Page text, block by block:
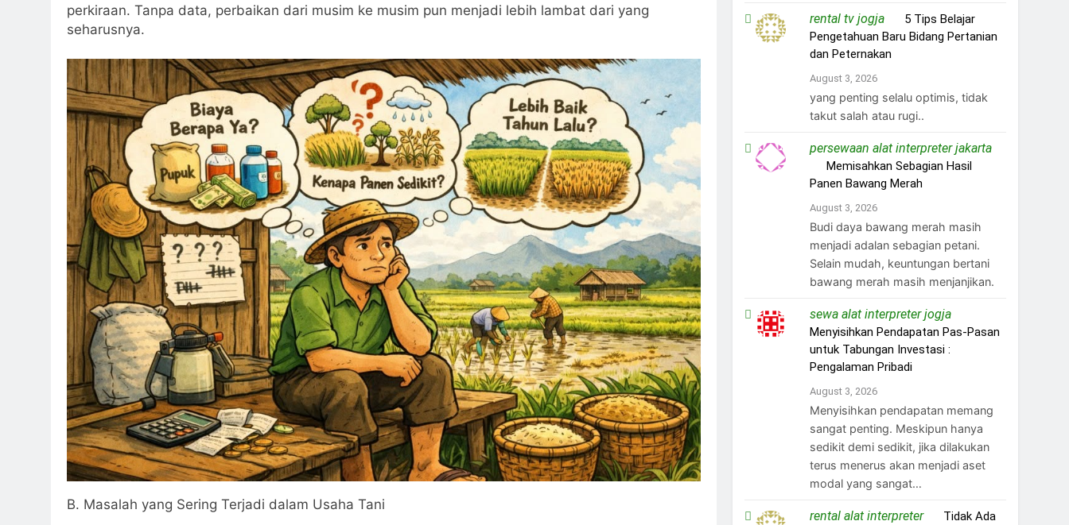
perkiraan. Tanpa data, perbaikan dari musim ke musim pun menjadi lebih lambat dari yang
seharusnya.
B. Masalah yang Sering Terjadi dalam Usaha Tani
rental tv jogjaon 5 Tips Belajar
Pengetahuan Baru Bidang Pertanian
dan Peternakan
August 3, 2026
yang penting selalu optimis, tidak
takut salah atau rugi..
persewaan alat interpreter jakarta
Memisahkan Sebagian Hasil
Panen Bawang Merah
August 3, 2026
Budi daya bawang merah masih
menjadi adalan sebagian petani.
Selain mudah, keuntungan bertani
bawang merah masih menjanjikan.
sewa alat interpreter jogjaon
Menyisihkan Pendapatan Pas-Pasan
untuk Tabungan Investasi :
Pengalaman Pribadi
August 3, 2026
Menyisihkan pendapatan memang
sangat penting. Meskipun hanya
sedikit demi sedikit, jika dilakukan
terus menerus akan menjadi aset
modal yang sangat…
rental alat interpreteron Tidak Ada